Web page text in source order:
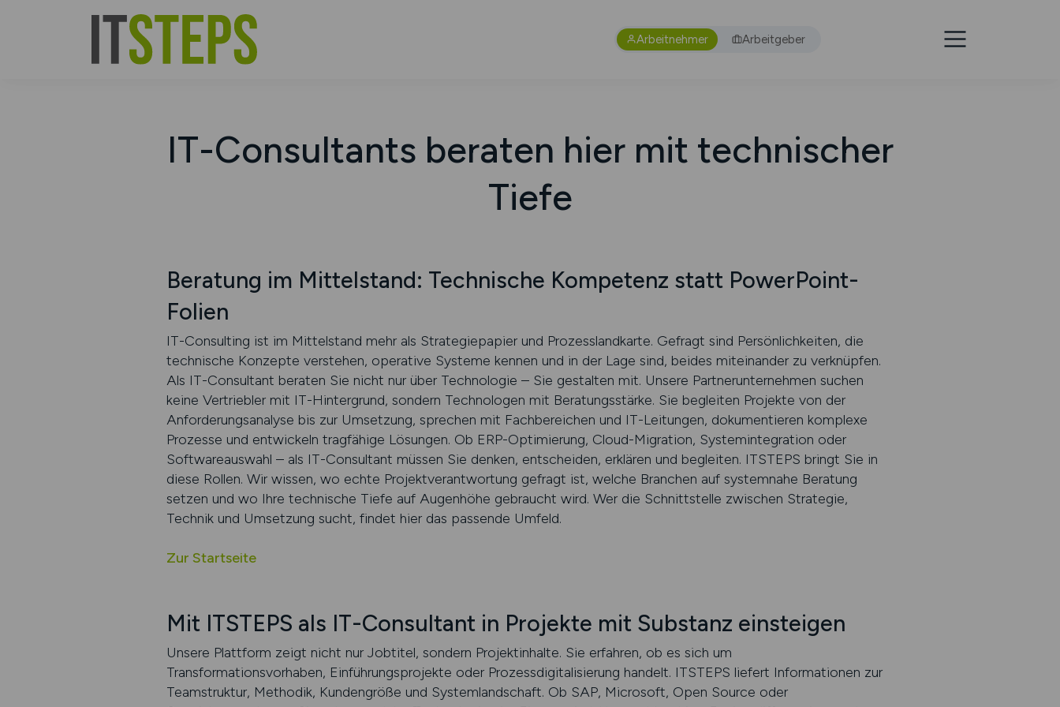
Arbeitnehmer Arbeitgeber
IT-Consultants beraten hier mit technischer
Tiefe
Beratung im Mittelstand: Technische Kompetenz statt PowerPoint-
Folien
IT-Consulting ist im Mittelstand mehr als Strategiepapier und Prozesslandkarte. Gefragt sind Persönlichkeiten, die
technische Konzepte verstehen, operative Systeme kennen und in der Lage sind, beides miteinander zu verknüpfen.
Als IT-Consultant beraten Sie nicht nur über Technologie – Sie gestalten mit. Unsere Partnerunternehmen suchen
keine Vertriebler mit IT-Hintergrund, sondern Technologen mit Beratungsstärke. Sie begleiten Projekte von der
Anforderungsanalyse bis zur Umsetzung, sprechen mit Fachbereichen und IT-Leitungen, dokumentieren komplexe
Prozesse und entwickeln tragfähige Lösungen. Ob ERP-Optimierung, Cloud-Migration, Systemintegration oder
Softwareauswahl – als IT-Consultant müssen Sie denken, entscheiden, erklären und begleiten. ITSTEPS bringt Sie in
diese Rollen. Wir wissen, wo echte Projektverantwortung gefragt ist, welche Branchen auf systemnahe Beratung
setzen und wo Ihre technische Tiefe auf Augenhöhe gebraucht wird. Wer die Schnittstelle zwischen Strategie,
Technik und Umsetzung sucht, findet hier das passende Umfeld.
Zur Startseite
Mit ITSTEPS als IT-Consultant in Projekte mit Substanz einsteigen
Unsere Plattform zeigt nicht nur Jobtitel, sondern Projektinhalte. Sie erfahren, ob es sich um
Transformationsvorhaben, Einführungsprojekte oder Prozessdigitalisierung handelt. ITSTEPS liefert Informationen zur
Teamstruktur, Methodik, Kundengröße und Systemlandschaft. Ob SAP, Microsoft, Open Source oder